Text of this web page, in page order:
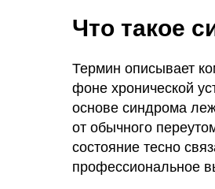
Что такое
Термин описывает
фоне хронической
основе синдрома
от обычного
состояние тесно
профессиональное